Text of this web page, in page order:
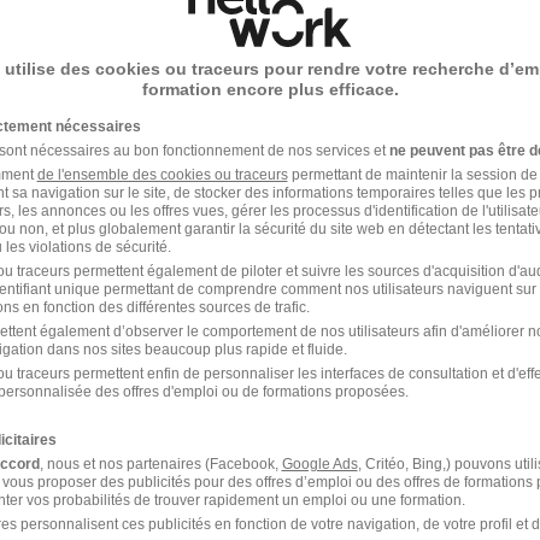
en Gestion et Entretien d'Équipements
à découvrir sur stages.ideo.bretagne.bzh
- 22 Stage Temps partiel
n’est plus disponible depuis le 11/06/26
en Gestion et Entretien d'Équipements
à découvrir sur stages.ideo.bretagne.bzh
- 22
n’est plus disponible depuis le 09/06/26
utilise des cookies ou traceurs pour rendre votre recherche
formation encore plus efficace.
nécessaires
nécessaires au bon fonctionnement de nos services etne peuvent pas être
de l'ensemble des cookies ou traceurspermettant de maintenir la session
sa navigation sur le site, de stocker des informations temporaires telles que les
les annonces ou les offres vues, gérer les processus d'identification de
non, et plus globalement garantir la sécurité du site web en détectant les
les violations de sécurité.
traceurs permettent également de piloter et suivre les sources d'acquisition
unique permettant de comprendre comment nos utilisateurs naviguent sur
en fonction des différentes sources de trafic.
également d’observer le comportement de nos utilisateurs afin d'améliorer
dans nos sites beaucoup plus rapide et fluide.
traceurs permettent enfin de personnaliser les interfaces de consultation et
des offres d'emploi ou de formations proposées.
, nous et nos partenaires (Facebook, Google Ads, Critéo, Bing,) pouvons
proposer des publicités pour des offres d’emploi ou des offres de formations
vos probabilités de trouver rapidement un emploi ou une formation.
personnalisent ces publicités en fonction de votre navigation, de votre profil et